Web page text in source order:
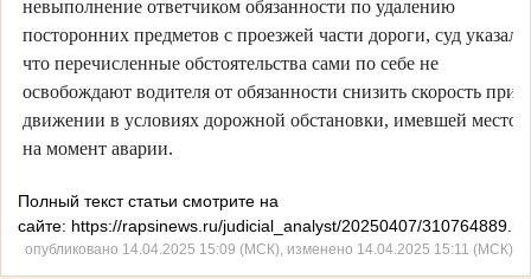
невыполнение ответчиком обязанности по удалению
посторонних предметов с проезжей части дороги, суд указал,
что перечисленные обстоятельства сами по себе не
освобождают водителя от обязанности снизить скорость при
движении в условиях дорожной обстановки, имевшей место
на момент аварии.
Полный текст статьи смотрите на
сайте: https://rapsinews.ru/judicial_analyst/20250407/
опубликовано 14.04.2025 15:09 (МСК), изменено 14.04.2025 15:11 (МСК)